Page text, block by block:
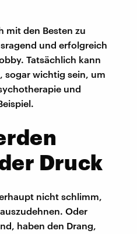
mit den Besten zu
und erfolgreich
Tatsächlich kann
sogar wichtig sein, um
und
Druck
nicht schlimm,
Oder
haben den Drang,